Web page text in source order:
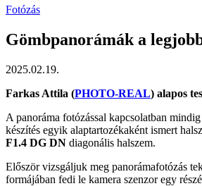
Fotózás
Gömbpanorámák a
2025.02.19.
Farkas Attila (PHOTO-REAL) alapos
A panoráma fotózással kapcsolatban
készítés egyik alaptartozékaként ismert
F1.4 DG DN diagonális halszem.
Először vizsgáljuk meg panorámafotózás
formájában fedi le kamera szenzor egy